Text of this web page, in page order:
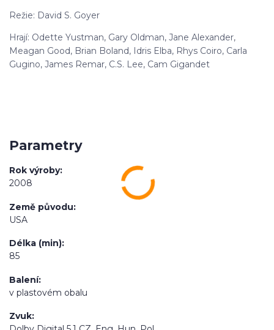
Režie: David S. Goyer
Hrají: Odette Yustman, Gary Oldman, Jane Alexander,
Meagan Good, Brian Boland, Idris Elba, Rhys Coiro, Carla
Gugino, James Remar, C.S. Lee, Cam Gigandet
Parametry
Rok výroby
2008
Země původu
USA
Délka (min)
85
Balení
v plastovém obalu
Zvuk